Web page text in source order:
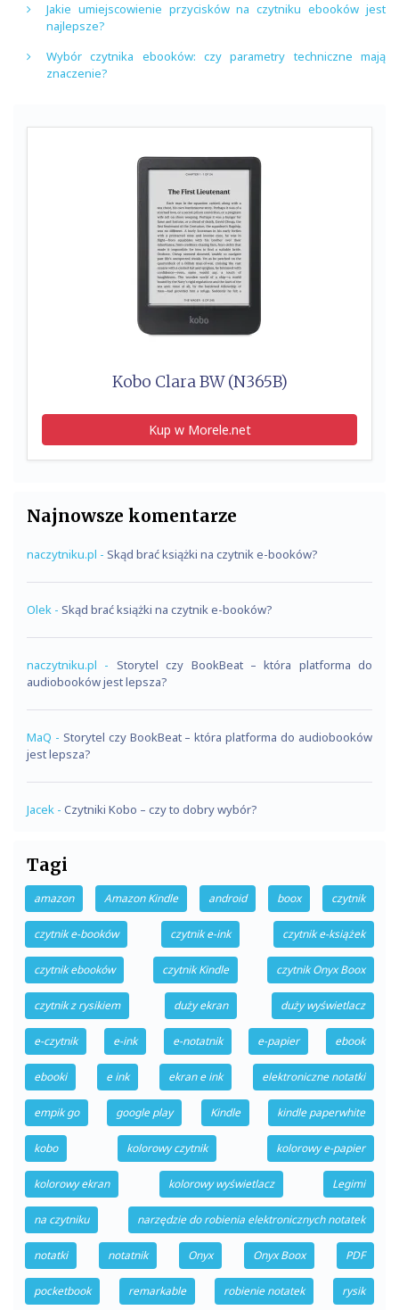
Jakie umiejscowienie przycisków na czytniku ebooków jest
najlepsze?
Wybór czytnika ebooków: czy parametry techniczne mają
znaczenie?
Kobo Clara BW (N365B)
Kup w Morele.net
Najnowsze komentarze
naczytniku.pl - Skąd brać książki na czytnik e-booków?
Olek - Skąd brać książki na czytnik e-booków?
naczytniku.pl - Storytel czy BookBeat – która platforma do
audiobooków jest lepsza?
MaQ - Storytel czy BookBeat – która platforma do audiobooków
jest lepsza?
Jacek - Czytniki Kobo – czy to dobry wybór?
Tagi
amazon Amazon Kindle android boox czytnik
czytnik e-booków czytnik e-ink czytnik e-książek
czytnik ebooków czytnik Kindle czytnik Onyx Boox
czytnik z rysikiem duży ekran duży wyświetlacz
e-czytnik e-ink e-notatnik e-papier ebook
ebooki e ink ekran e ink elektroniczne notatki
empik go google play Kindle kindle paperwhite
kobo kolorowy czytnik kolorowy e-papier
kolorowy ekran kolorowy wyświetlacz Legimi
na czytniku narzędzie do robienia elektronicznych notatek
notatki notatnik Onyx Onyx Boox PDF
pocketbook remarkable robienie notatek rysik